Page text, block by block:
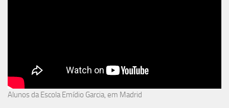
Alunos da Escola Emídio Garcia, em Madrid